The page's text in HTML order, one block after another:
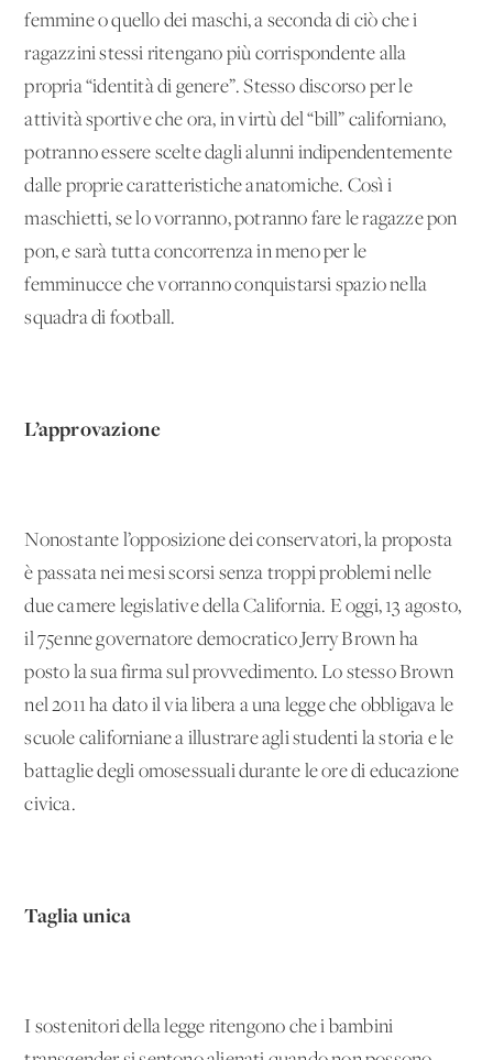
femmine o quello dei maschi, a seconda di ciò che i
ragazzini stessi ritengano più corrispondente alla
propria “identità di genere”. Stesso discorso per le
attività sportive che ora, in virtù del “bill” californiano,
potranno essere scelte dagli alunni indipendentemente
dalle proprie caratteristiche anatomiche. Così i
maschietti, se lo vorranno, potranno fare le ragazze pon
pon, e sarà tutta concorrenza in meno per le
femminucce che vorranno conquistarsi spazio nella
squadra di football.
L’approvazione
Nonostante l’opposizione dei conservatori, la proposta
è passata nei mesi scorsi senza troppi problemi nelle
due camere legislative della California. E oggi, 13 agosto,
il 75enne governatore democratico Jerry Brown ha
posto la sua firma sul provvedimento. Lo stesso Brown
nel 2011 ha dato il via libera a una legge che obbligava le
scuole californiane a illustrare agli studenti la storia e le
battaglie degli omosessuali durante le ore di educazione
civica.
Taglia unica
I sostenitori della legge ritengono che i bambini